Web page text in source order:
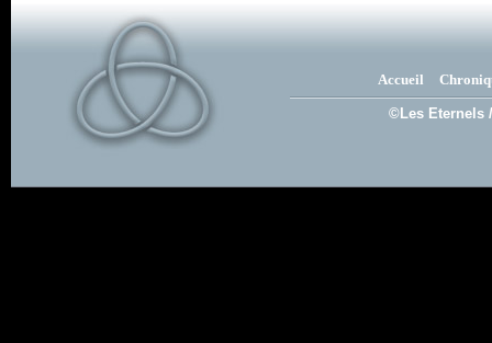
Accueil
©Les Eternels